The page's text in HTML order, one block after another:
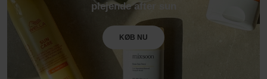
plejende after sun
KØB NU